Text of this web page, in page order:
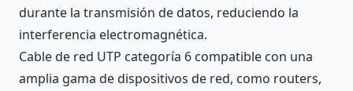
durante la transmisión de datos, reduciendo la
interferencia electromagnética.
Cable de red UTP categoría 6 compatible con una
amplia gama de dispositivos de red, como routers,